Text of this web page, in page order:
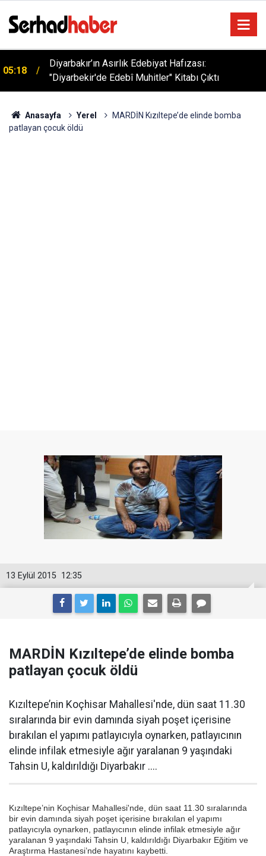
05:18
Diyarbakır’ın Asırlık Edebiyat Hafızası:
"Diyarbekir'de Edebî Muhitler" Kitabı Çıktı
Anasayfa Yerel
MARDİN Kızıltepe’de elinde bomba
patlayan çocuk öldü
12:35
13 Eylül 2015
MARDİN Kızıltepe’de elinde bomba
patlayan çocuk öldü
Kızıltepe’nin Koçhisar Mahallesi'nde, dün saat 11.30
sıralarında bir evin damında siyah poşet içerisine
bırakılan el yapımı patlayıcıyla oynarken, patlayıcının
elinde infilak etmesiyle ağır yaralanan 9 yaşındaki
Tahsin U, kaldırıldığı Diyarbakır ....
Kızıltepe’nin Koçhisar Mahallesi'nde, dün saat 11.30 sıralarında
bir evin damında siyah poşet içerisine bırakılan el yapımı
patlayıcıyla oynarken, patlayıcının elinde infilak etmesiyle ağır
yaralanan 9 yaşındaki Tahsin U, kaldırıldığı Diyarbakır Eğitim ve
Araştırma Hastanesi’nde hayatını kaybetti.